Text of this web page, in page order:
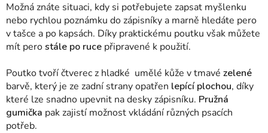
Možná znáte situaci, kdy si potřebujete zapsat myšlenku
nebo rychlou poznámku do zápisníky a marně hledáte pero
v tašce a po kapsách. Díky praktickému poutku však můžete
mít perostále po ruce připravené k použití.
Poutko tvoří čtverec z hladké umělé kůže v tmavé zelené
barvě, který je ze zadní strany opatřen lepící plochou, díky
které lze snadno upevnit na desky zápisníku. Pružná
gumička pak zajistí možnost vkládání různých psacích
potřeb.